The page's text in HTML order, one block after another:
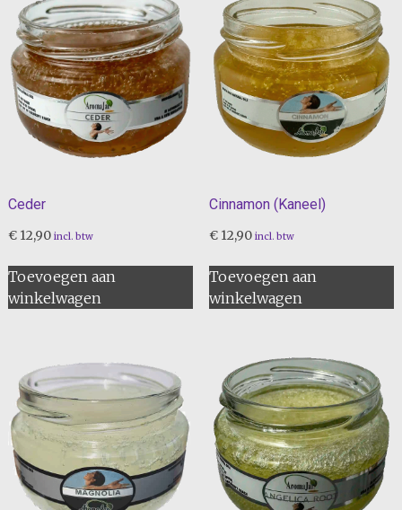
Ceder
€12,90 incl. btw
Toevoegen aan
winkelwagen
Cinnamon (Kaneel)
€12,90 incl. btw
Toevoegen aan
winkelwagen